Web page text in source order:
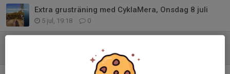
Extra grusträning med CyklaMera, Onsdag 8 juli
5 jul, 19:18 0